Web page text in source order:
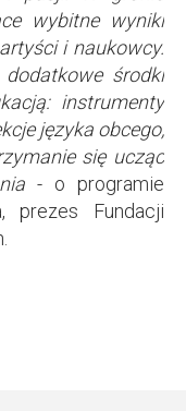
wybitne wyniki
i naukowcy.
środki
instrumenty
języka obcego,
się ucząc
- o programie
prezes Fundacji